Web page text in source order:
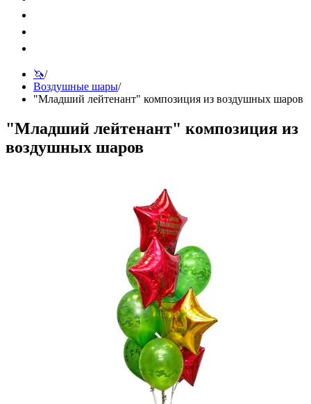
🦄/
Воздушные шары/
"Младший лейтенант" композиция из воздушных шаров
"Младший лейтенант" композиция из
воздушных шаров